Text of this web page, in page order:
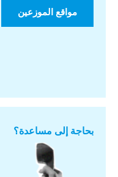
مواقع الموزعين
بحاجة إلى مساعدة؟